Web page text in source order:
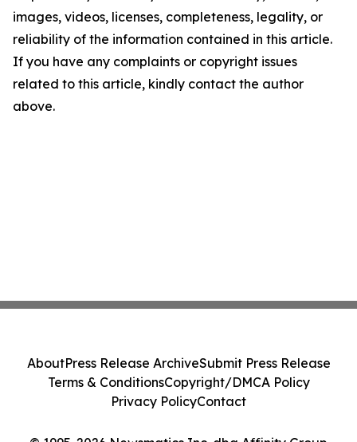
images, videos, licenses, completeness, legality, or
reliability of the information contained in this article.
If you have any complaints or copyright issues
related to this article, kindly contact the author
above.
AboutPress Release ArchiveSubmit Press Release
Terms & ConditionsCopyright/DMCA Policy
Privacy PolicyContact